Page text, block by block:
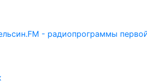
- радиопрограммы